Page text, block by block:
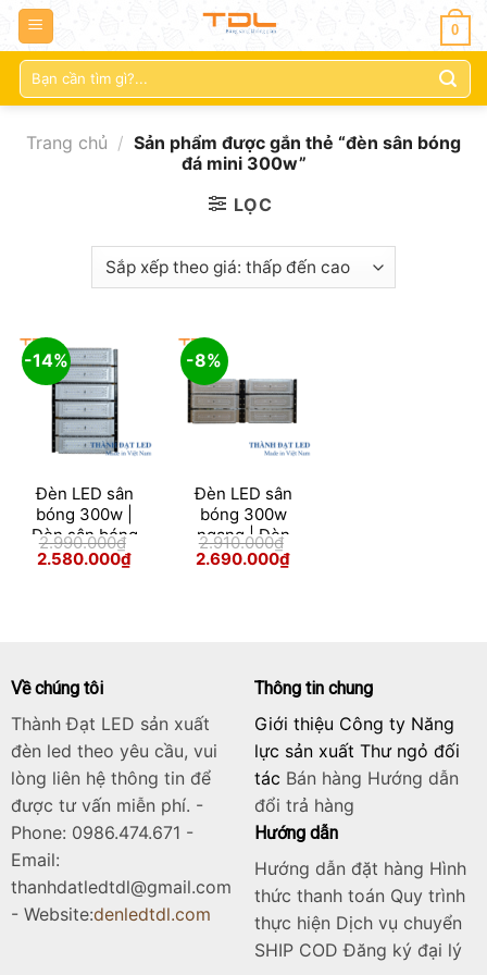
0
Tìm
kiếm:
Trang chủ / Sản phẩm được gắn thẻ “đèn sân bóng
đá mini 300w”
LỌC
-14%
Đèn LED sân
bóng 300w |
Đèn sân bóng
300w module
2.990.000₫
Giá
gốc
2.580.000₫Giá
-8%
Đèn LED sân
bóng 300w
ngang | Đèn
sân bóng
2.910.000₫
Giá
gốc
2.690.000₫Giá
Về chúng tôi
Thành Đạt LED sản xuất
đèn led theo yêu cầu, vui
lòng liên hệ thông tin để
được tư vấn miễn phí. -
Phone: 0986.474.671 -
Email:
thanhdatledtdl@gmail.com
- Website:denledtdl.com
Thông tin chung
Giới thiệu Công ty Năng
lực sản xuất Thư ngỏ đối
tác Bán hàng Hướng dẫn
đổi trả hàng
Hướng dẫn
Hướng dẫn đặt hàng Hình
thức thanh toán Quy trình
thực hiện Dịch vụ chuyển
SHIP COD Đăng ký đại lý